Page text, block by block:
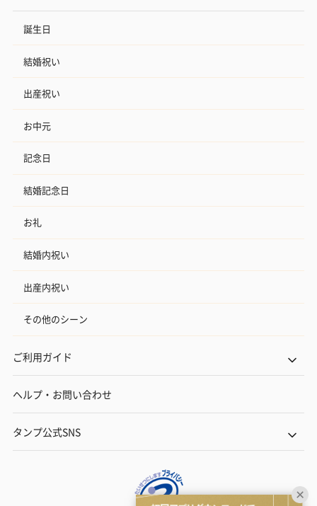
誕生日
結婚祝い
出産祝い
お中元
記念日
結婚記念日
お礼
結婚内祝い
出産内祝い
その他のシーン
ご利用ガイド
ヘルプ・お問い合わせ
タンプ公式SNS